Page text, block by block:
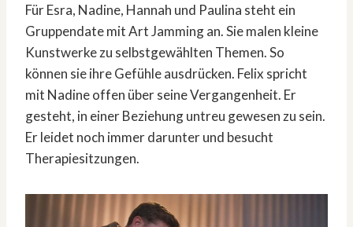
Für Esra, Nadine, Hannah und Paulina steht ein
Gruppendate mit Art Jamming an. Sie malen kleine
Kunstwerke zu selbstgewählten Themen. So
können sie ihre Gefühle ausdrücken. Felix spricht
mit Nadine offen über seine Vergangenheit. Er
gesteht, in einer Beziehung untreu gewesen zu sein.
Er leidet noch immer darunter und besucht
Therapiesitzungen.